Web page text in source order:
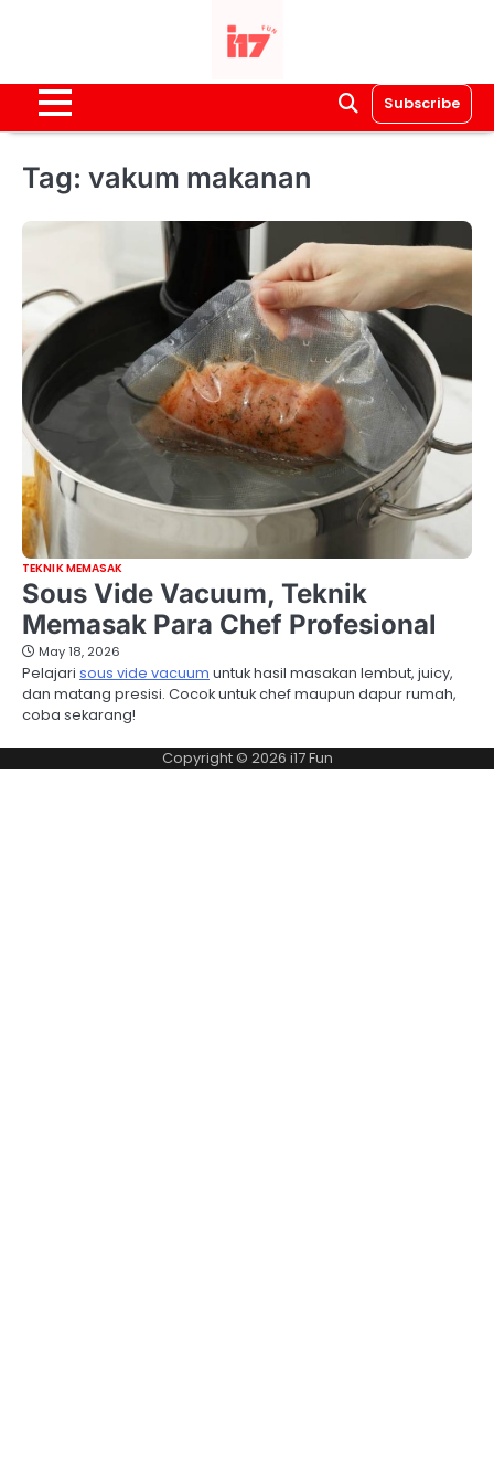
Subscribe
Tag: vakum makanan
TEKNIK MEMASAK
Sous Vide Vacuum, Teknik
Memasak Para Chef Profesional
May 18, 2026
Pelajari sous vide vacuum untuk hasil masakan lembut, juicy,
dan matang presisi. Cocok untuk chef maupun dapur rumah,
coba sekarang!
Copyright © 2026 i17 Fun